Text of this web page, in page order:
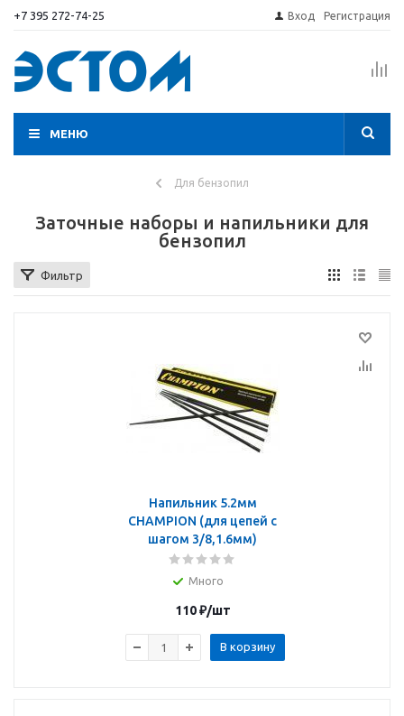
+7 395 272-74-25 Вход Регистрация
МЕНЮ
Для бензопил
Заточные наборы и напильники для
бензопил
Фильтр
Напильник 5.2мм
CHAMPION (для цепей с
шагом 3/8,1.6мм)
Много
110₽/шт
В корзину